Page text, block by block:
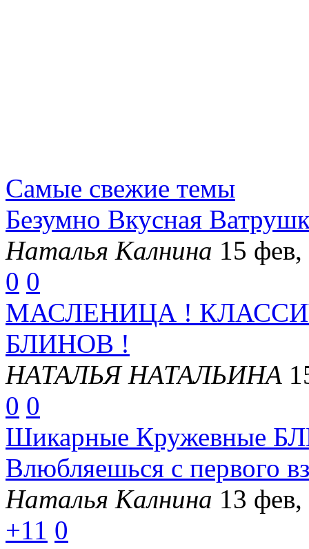
Самые свежие темы
Безумно Вкусная
Наталья Калнина 15
0 0
МАСЛЕНИЦА !
БЛИНОВ !
НАТАЛЬЯ НАТАЛЬИНА
0 0
Шикарные Кружевные
Влюбляешься с первого
Наталья Калнина 13
+11 0